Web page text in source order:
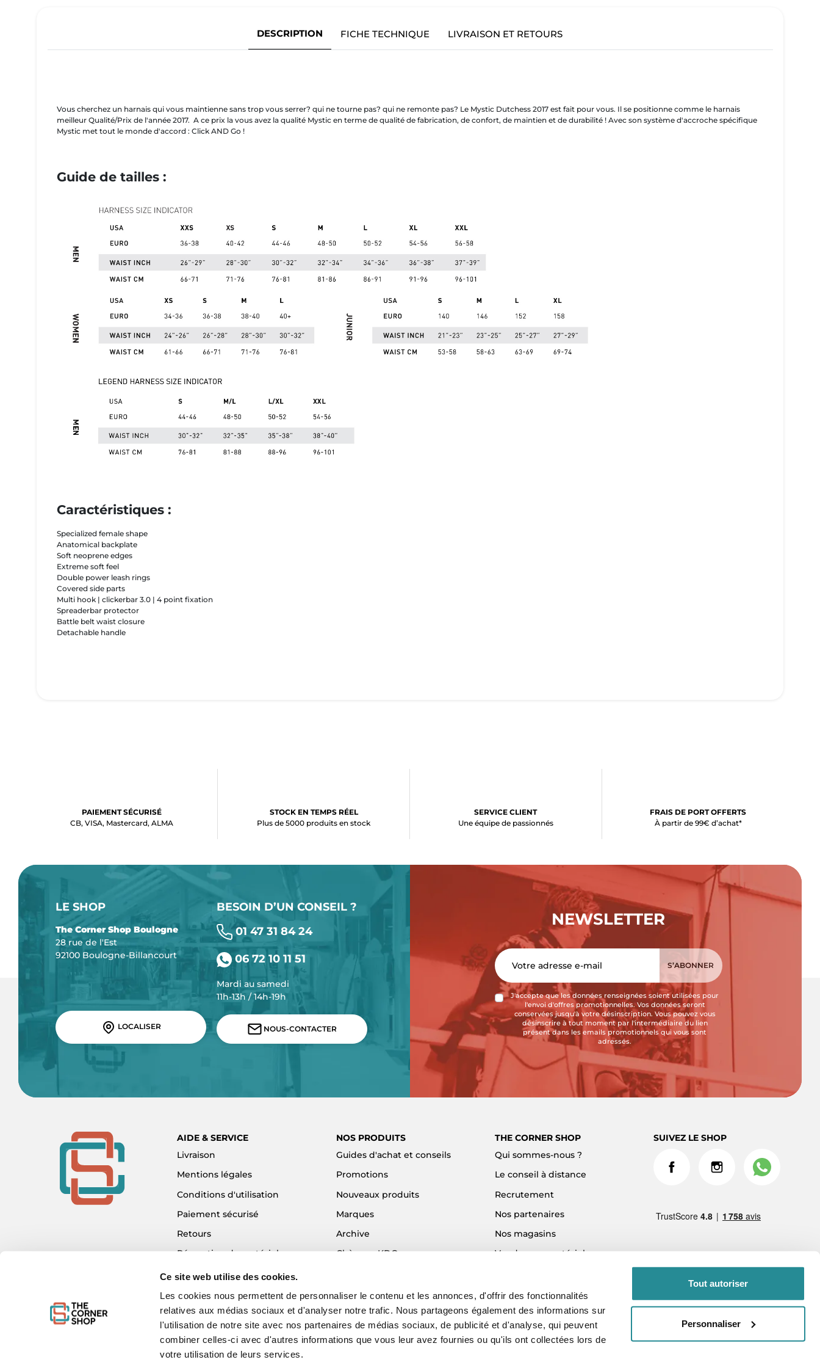
Ce site web utilise des cookies.
Les cookies nous permettent de personnaliser le contenu et les annonces, d'offrir des fonctionnalités
relatives aux médias sociaux et d'analyser notre trafic. Nous partageons également des informations sur
l'utilisation de notre site avec nos partenaires de médias sociaux, de publicité et d'analyse, qui peuvent
combiner celles-ci avec d'autres informations que vous leur avez fournies ou qu'ils ont collectées lors de
votre utilisation de leurs services.
Tout autoriser
Personnaliser
DESCRIPTION FICHE TECHNIQUE LIVRAISON ET RETOURS
Vous cherchez un harnais qui vous maintienne sans trop vous serrer? qui ne tourne pas? qui ne remonte pas? Le Mystic Dutchess 2017 est fait pour vous. Il se positionne comme le harnais
meilleur Qualité/Prix de l'année 2017. A ce prix la vous avez la qualité Mystic en terme de qualité de fabrication, de confort, de maintien et de durabilité ! Avec son système d'accroche spécifique
Mystic met tout le monde d'accord : Click AND Go !
Guide de tailles :
Caractéristiques :
Specialized female shape
Anatomical backplate
Soft neoprene edges
Extreme soft feel
Double power leash rings
Covered side parts
Multi hook | clickerbar 3.0 | 4 point fixation
Spreaderbar protector
Battle belt waist closure
Detachable handle
PAIEMENT SÉCURISÉ
CB, VISA, Mastercard, ALMA
STOCK EN TEMPS RÉEL
Plus de 5000 produits en stock
SERVICE CLIENT
Une équipe de passionnés
FRAIS DE PORT OFFERTS
À partir de 99€ d’achat*
LE SHOP
The Corner Shop Boulogne
28 rue de l'Est
92100 Boulogne-Billancourt
LOCALISER
BESOIN D’UN CONSEIL ?
01 47 31 84 24
06 72 10 11 51
Mardi au samedi
11h-13h / 14h-19h
NOUS-CONTACTER
NEWSLETTER
J'accepte que les données renseignées soient utilisées pour
l'envoi d'offres promotionnelles. Vos données seront
conservées jusqu'à votre désinscription. Vous pouvez vous
désinscrire à tout moment par l'intermédiaire du lien
présent dans les emails promotionnels qui vous sont
adressés.
AIDE & SERVICE
Livraison
Mentions légales
Conditions d'utilisation
Paiement sécurisé
Retours
Réparation de matériel
Détaxe - Tax Refund
Garantie & SAV
Plan du site
Mon compte
Nous contacter
NOS PRODUITS
Guides d'achat et conseils
Promotions
Nouveaux produits
Marques
Archive
Chèques KDO
THE CORNER SHOP
Qui sommes-nous ?
Le conseil à distance
Recrutement
Nos partenaires
Nos magasins
Vendre son matériel
Blog
SUIVEZ LE SHOP